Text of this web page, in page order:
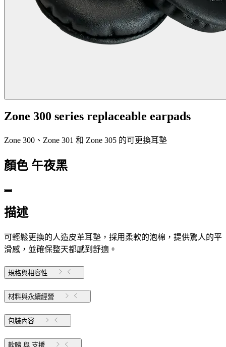
Zone 300 series replaceable earpads
Zone 300、Zone 301 和 Zone 305 的可更換耳墊
顏色 午夜黑
描述
可輕鬆更換的人造皮革耳墊，採用柔軟的泡棉，提供驚人的平
滑感，並確保整天都感到舒適。
規格與相容性
材料與永續經營
包裝內容
軟體 與 支援